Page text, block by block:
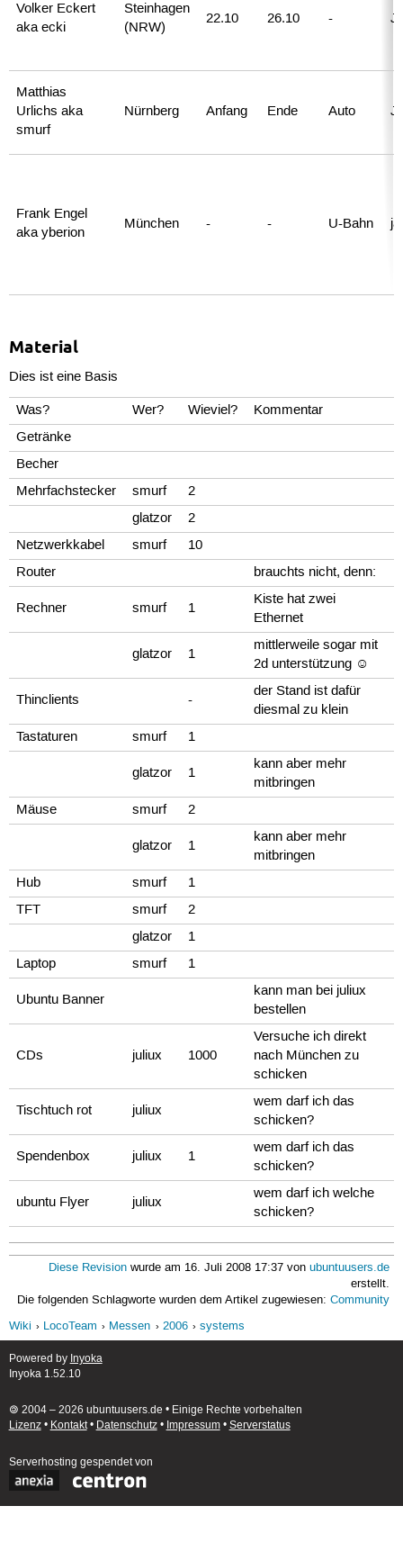
Volker Eckert
aka ecki
Steinhagen
(NRW)
22.10 26.10 -
Matthias
Urlichs aka
smurf
Nürnberg Anfang Ende Auto
Frank Engel
aka yberion
München - - U-Bahn ja
Material
Dies ist eine Basis
Was? Wer? Wieviel?
Kommentar
Getränke
Becher
Mehrfachstecker
smurf
2
glatzor
2
Netzwerkkabel
smurf
10
Router
brauchts nicht, denn:
Rechner smurf 1
Kiste hat zwei
Ethernet
glatzor 1
mittlerweile sogar mit
2d unterstützung ☺
Thinclients -
der Stand ist dafür
diesmal zu klein
Tastaturen
smurf 1
glatzor 1
kann aber mehr
mitbringen
Mäuse
smurf 2
glatzor 1
kann aber mehr
mitbringen
Hub
smurf
1
TFT
smurf
2
glatzor
1
Laptop
smurf 1
Ubuntu Banner
kann man bei juliux
bestellen
CDs juliux 1000
Versuche ich direkt
nach München zu
schicken
Tischtuch rot juliux
wem darf ich das
schicken?
Spendenbox juliux 1
wem darf ich das
schicken?
ubuntu Flyer juliux
wem darf ich welche
schicken?
Diese Revision wurde am 16. Juli 2008 17:37 vonubuntuusers.de
erstellt.
Die folgenden Schlagworte wurden dem Artikel zugewiesen:Community
Wiki
LocoTeam Messen 2006 systems
Powered by Inyoka
Inyoka 1.52.10
🄯 2004 – 2026 ubuntuusers.de • Einige Rechte vorbehalten
Lizenz• Kontakt• Datenschutz• Impressum• Serverstatus
Serverhosting gespendet von